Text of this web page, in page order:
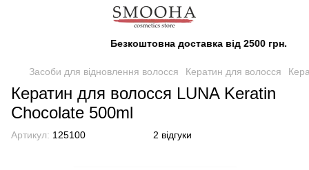
Безкоштовна доставка від 2500 грн.
Засоби для відновлення волосся Кератин для волосся
Кератин для волосся LUNA Keratin
Chocolate 500ml
Артикул: 125100 2 відгуки